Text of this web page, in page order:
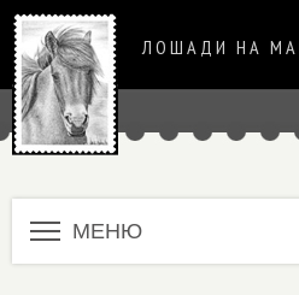
ЛОШАДИ НА
МЕНЮ